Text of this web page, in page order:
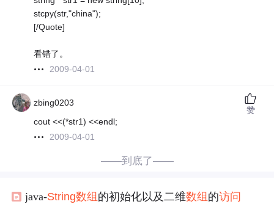
stcpy(str,"china");
[/Quote]
看错了。
2009-04-01
zbing0203
cout <<(*str1) <<endl;
2009-04-01
赞
——到底了——
java-String数组 的初始化以及二维数组 的访问